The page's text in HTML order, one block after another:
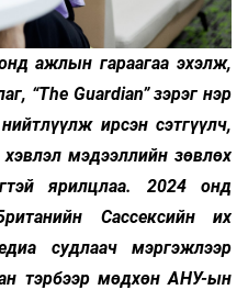
ажлын гараагаа эхэлж,
“The Guardian” зэрэг нэр
ирсэн сэтгүүлч,
хэвлэл мэдээллийн зөвлөх
ярилцлаа. 2024 онд
Сассексийн их
судлаач мэргэжлээр
тэрбээр мөдхөн АНУ-ын